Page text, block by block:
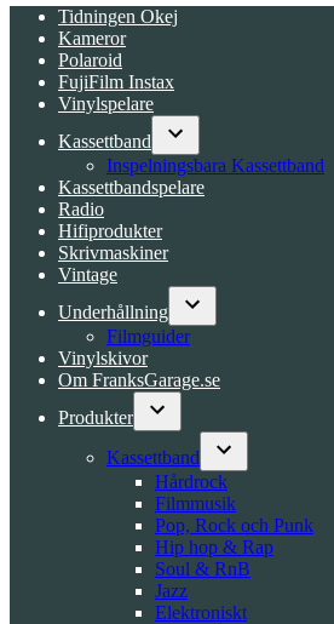
Tidningen Okej
Kameror
Polaroid
FujiFilm Instax
Vinylspelare
Kassettband
Open
dropdown
menu
Inspelningsbara Kassettband
Kassettbandspelare
Radio
Hifiprodukter
Skrivmaskiner
Vintage
Underhållning
Open
Filmguider
Vinylskivor
Om FranksGarage.se
Produkter
Open
dropdown
menu
Kassettband
Open
dropdown
menu
Hårdrock
Filmmusik
Pop, Rock och Punk
Hip hop & Rap
Soul & RnB
Jazz
Elektroniskt